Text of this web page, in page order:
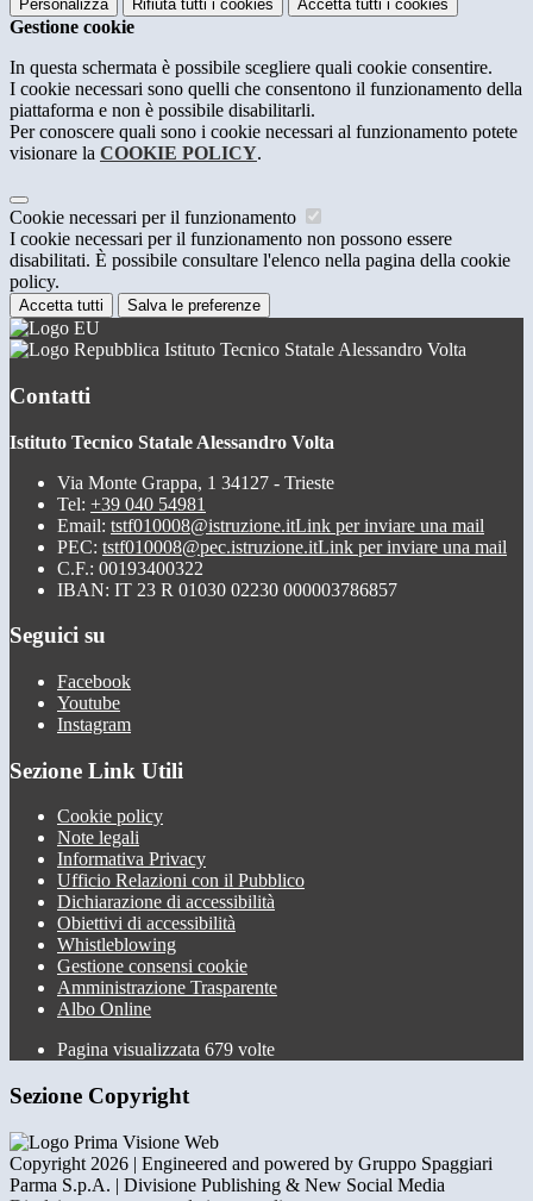
Personalizza Rifiuta tutti i cookies Accetta tutti i cookies
Gestione cookie
In questa schermata è possibile scegliere quali cookie consentire.
I cookie necessari sono quelli che consentono il funzionamento della
piattaforma e non è possibile disabilitarli.
Per conoscere quali sono i cookie necessari al funzionamento potete
visionare la COOKIE POLICY.
Cookie necessari per il funzionamento
I cookie necessari per il funzionamento non possono essere
disabilitati. È possibile consultare l'elenco nella pagina della cookie
policy.
Accetta tutti Salva le preferenze
Istituto Tecnico Statale Alessandro Volta
Contatti
Istituto Tecnico Statale Alessandro Volta
Via Monte Grappa, 1 34127 - Trieste
Tel: +39 040 54981
Email: tstf010008@istruzione.itLink per inviare una mail
PEC: tstf010008@pec.istruzione.itLink per inviare una mail
C.F.: 00193400322
IBAN: IT 23 R 01030 02230 000003786857
Seguici su
Facebook
Youtube
Instagram
Sezione Link Utili
Cookie policy
Note legali
Informativa Privacy
Ufficio Relazioni con il Pubblico
Dichiarazione di accessibilità
Obiettivi di accessibilità
Whistleblowing
Gestione consensi cookie
Amministrazione Trasparente
Albo Online
Pagina visualizzata 679 volte
Sezione Copyright
Copyright 2026 | Engineered and powered by Gruppo Spaggiari
Parma S.p.A. | Divisione Publishing & New Social Media